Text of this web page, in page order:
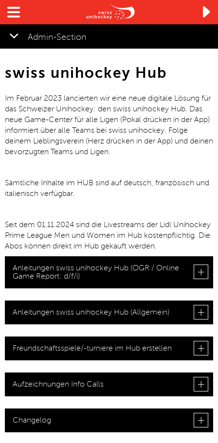

Admin-Section
swiss unihockey Hub
Im Februar 2023 lancierten wir eine neue digitale Lösung für
das Schweizer Unihockey: den swiss unihockey Hub. Das
neue Game-Center für alle Ligen (Pokal drücken in der App)
informiert über alle Teams bei swiss unihockey. Folge
deinem Lieblingsverein (Herz drücken in der App) und deinen
bevorzugten Teams und Ligen.
Sämtliche Inhalte im HUB sind auf deutsch, französisch und
italienisch verfügbar.
Seit dem 01.11.2024 sind die Livestreams der Lidl Unihockey
Prime League Men und Women im Hub kostenpflichtig. Die
Abos können direkt im Hub gekauft werden.
Anleitungen swiss unihockey Hub (OGR / Online
Game Report: d/f/i)
Anleitungen swiss unihockey Hub (Allgemein)
Freundschaftsspiele/-turniere im Hub erstellen
Aufzeichnungen Info Calls
Changelog